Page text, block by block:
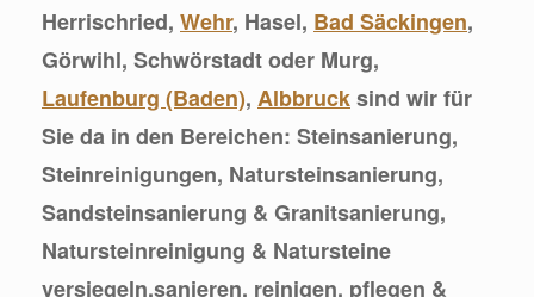
Herrischried, Wehr, Hasel, Bad Säckingen,
Görwihl, Schwörstadt oder Murg,
Laufenburg (Baden), Albbrucksind wir für
Sie da in den Bereichen: Steinsanierung,
Steinreinigungen, Natursteinsanierung,
Sandsteinsanierung & Granitsanierung,
Natursteinreinigung & Natursteine
versiegeln,sanieren, reinigen, pflegen &